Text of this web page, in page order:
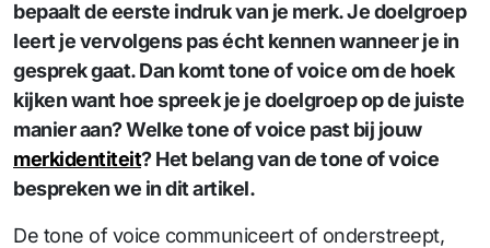
bepaalt de eerste indruk van je merk. Je doelgroep
leert je vervolgens pas écht kennen wanneer je in
gesprek gaat. Dan komt tone of voice om de hoek
kijken want hoe spreek je je doelgroep op de juiste
manier aan? Welke tone of voice past bij jouw
merkidentiteit? Het belang van de tone of voice
bespreken we in dit artikel.
De tone of voice communiceert of onderstreept,